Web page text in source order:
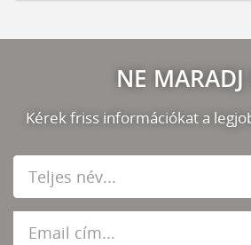
NE MARADJ
Kérek friss információkat a